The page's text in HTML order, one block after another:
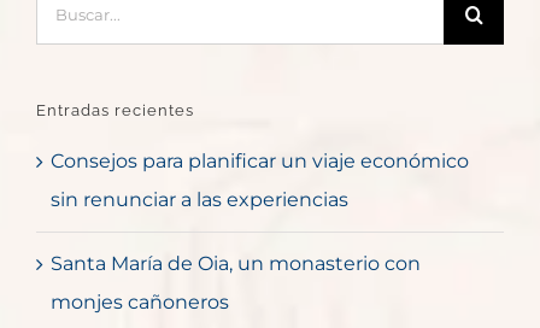
Entradas recientes
Consejos para planificar un viaje económico
sin renunciar a las experiencias
Santa María de Oia, un monasterio con
monjes cañoneros